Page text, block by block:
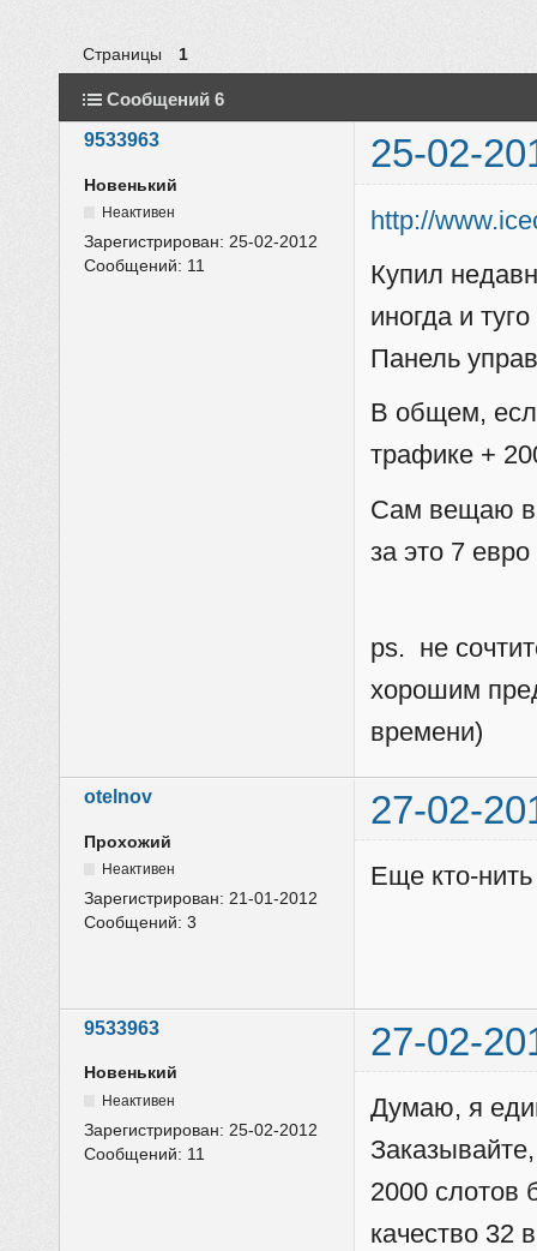
Страницы 1
Сообщений 6
9533963
25-02-
Новенький
Неактивен
Зарегистрирован:25-02-2012
Сообщений: 11
http://
Купил
иногда и
Панель
В общем,
трафике +
Сам вещаю в
за это 7
ps. не
хорошим
времени)
otelnov 27-02-
Прохожий
Неактивен
Зарегистрирован: 21-01-2012
Сообщений:3
Еще кто-
9533963 27-02-
Новенький
Неактивен
Зарегистрирован: 25-02-2012
Сообщений: 11
Думаю, я
2000 слотов
качество 32